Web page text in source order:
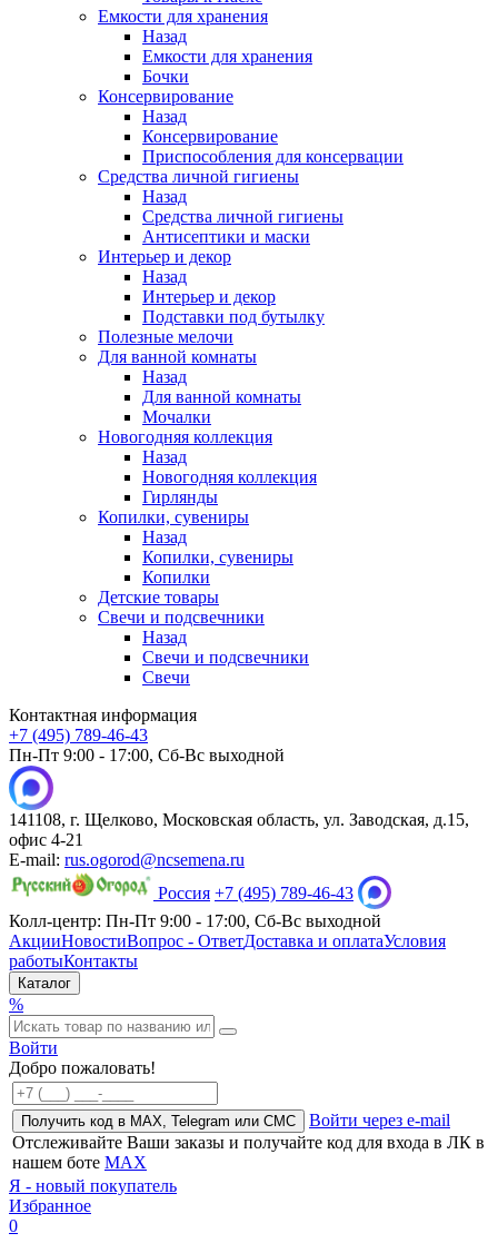
Емкости для хранения
Назад
Емкости для хранения
Бочки
Консервирование
Назад
Консервирование
Приспособления для консервации
Средства личной гигиены
Назад
Средства личной гигиены
Антисептики и маски
Интерьер и декор
Назад
Интерьер и декор
Подставки под бутылку
Полезные мелочи
Для ванной комнаты
Назад
Для ванной комнаты
Мочалки
Новогодняя коллекция
Назад
Новогодняя коллекция
Гирлянды
Копилки, сувениры
Назад
Копилки, сувениры
Копилки
Детские товары
Свечи и подсвечники
Назад
Свечи и подсвечники
Свечи
Контактная информация
+7 (495) 789-46-43
Пн-Пт 9:00 - 17:00, Сб-Вс выходной
141108, г. Щелково, Московская область, ул. Заводская, д.15,
офис 4-21
E-mail: rus.ogorod@ncsemena.ru
Россия +7 (495) 789-46-43
Колл-центр: Пн-Пт 9:00 - 17:00, Сб-Вс выходной
АкцииНовостиВопрос - ОтветДоставка и оплатаУсловия
работыКонтакты
Каталог
%
Войти
Добро пожаловать!
Получить код в MAX, Telegram или СМС
Войти через e-mail
Отслеживайте Ваши заказы и получайте код для входа в ЛК в
нашем боте MAX
Я - новый покупатель
Избранное
0